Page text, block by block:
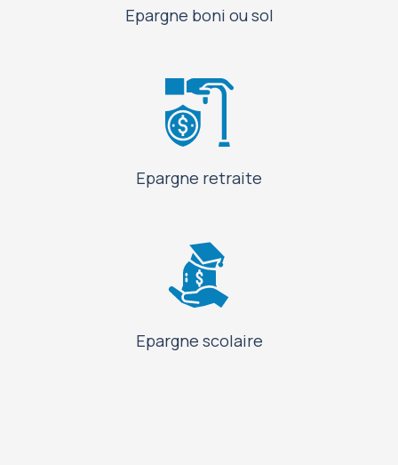
Epargne boni ou sol
Epargne retraite
Epargne scolaire